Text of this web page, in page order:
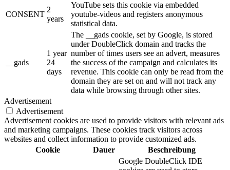
CONSENT
2
years
YouTube sets this cookie via embedded
youtube-videos and registers anonymous
statistical data.
__gads
1 year
24
days
The __gads cookie, set by Google, is stored
under DoubleClick domain and tracks the
number of times users see an advert, measures
the success of the campaign and calculates its
revenue. This cookie can only be read from the
domain they are set on and will not track any
data while browsing through other sites.
Advertisement
Advertisement
Advertisement cookies are used to provide visitors with relevant ads
and marketing campaigns. These cookies track visitors across
websites and collect information to provide customized ads.
Cookie
Dauer Beschreibung
Google DoubleClick IDE